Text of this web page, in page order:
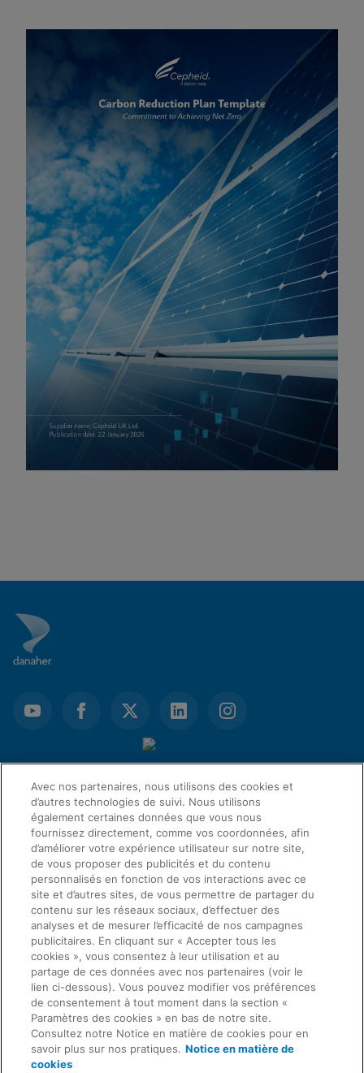
LIENS D’ACCÈS RAPIDE
À propos de nous
Offres d'emploi
SERVICE JURIDIQUE
Confidentialité
Avec nos partenaires, nous utilisons des cookies et
d’autres technologies de suivi. Nous utilisons
également certaines données que vous nous
fournissez directement, comme vos coordonnées, afin
d’améliorer votre expérience utilisateur sur notre site,
de vous proposer des publicités et du contenu
personnalisés en fonction de vos interactions avec ce
site et d’autres sites, de vous permettre de partager du
contenu sur les réseaux sociaux, d’effectuer des
analyses et de mesurer l’efficacité de nos campagnes
publicitaires. En cliquant sur « Accepter tous les
cookies », vous consentez à leur utilisation et au
partage de ces données avec nos partenaires (voir le
lien ci-dessous). Vous pouvez modifier vos préférences
de consentement à tout moment dans la section «
Paramètres des cookies » en bas de notre site.
Consultez notre Notice en matière de cookies pour en
savoir plus sur nos pratiques. Notice en matière de
cookies